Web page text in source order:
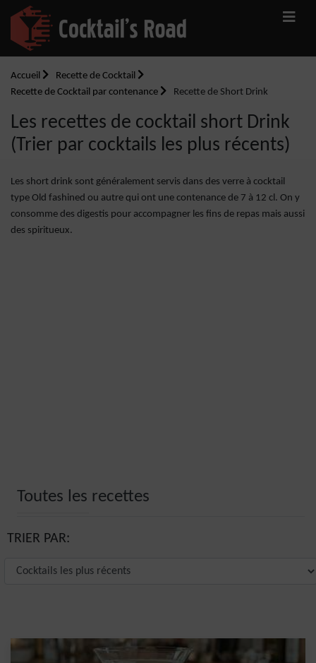
Accueil
Recette de Cocktail
Recette de Cocktail par contenance
Recette de Short Drink
Les recettes de cocktail short Drink
(Trier par cocktails les plus récents)
Les short drink sont généralement servis dans des verre à cocktail
type Old fashined ou autre qui ont une contenance de 7 à 12 cl. On y
consomme des digestis pour accompagner les fins de repas mais aussi
des spiritueux.
Toutes les recettes
TRIER PAR: